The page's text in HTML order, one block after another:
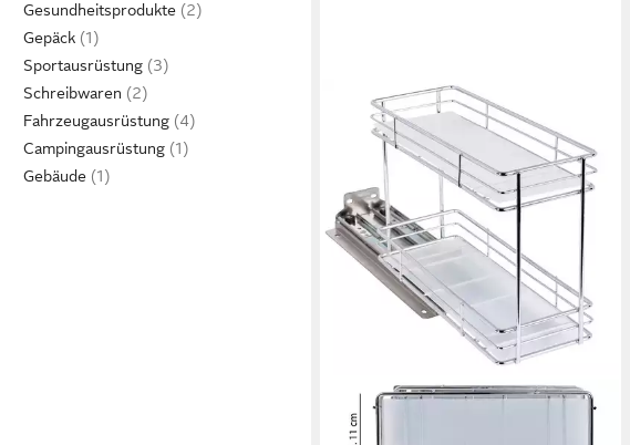
Gesundheitsprodukte
Gepäck
Sportausrüstung
Schreibwaren
Fahrzeugausrüstung
Campingausrüstung
Gebäude